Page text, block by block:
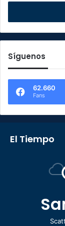
Síguenos
62.660
Fans
El Tiempo